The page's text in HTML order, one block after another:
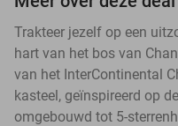
Trakteer jezelf op een
hart van het bos van
van het InterContinental
kasteel, geïnspireerd op
omgebouwd tot 5-